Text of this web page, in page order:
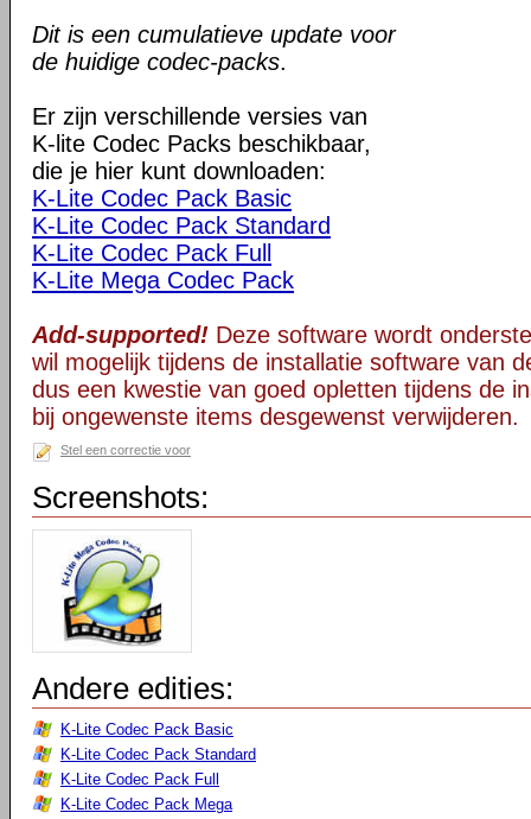
Dit is een cumulatieve update voor
de huidige codec-packs.
Er zijn verschillende versies van
K-lite Codec Packs beschikbaar,
die je hier kunt downloaden:
K-Lite Codec Pack Basic
K-Lite Codec Pack Standard
K-Lite Codec Pack Full
K-Lite Mega Codec Pack
Add-supported! Deze software wordt
wil mogelijk tijdens de installatie software van
dus een kwestie van goed opletten tijdens de
bij ongewenste items desgewenst verwijderen.
Stel een correctie voor
Screenshots:
Andere edities:
K-Lite Codec Pack Basic
K-Lite Codec Pack Standard
K-Lite Codec Pack Full
K-Lite Codec Pack Mega